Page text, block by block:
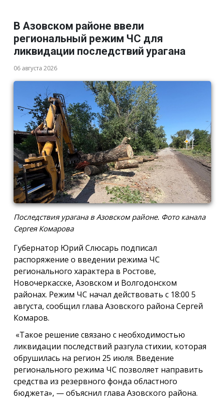
В Азовском районе ввели
региональный режим ЧС для
ликвидации последствий урагана
06 августа 2026
Последствия урагана в Азовском районе. Фото канала
Сергея Комарова
Губернатор Юрий Слюсарь подписал
распоряжение о введении режима ЧС
регионального характера в Ростове,
Новочеркасске, Азовском и Волгодонском
районах. Режим ЧС начал действовать с 18:00 5
августа, сообщил глава Азовского района Сергей
Комаров.
«Такое решение связано с необходимостью
ликвидации последствий разгула стихии, которая
обрушилась на регион 25 июля. Введение
регионального режима ЧС позволяет направить
средства из резервного фонда областного
бюджета», — объяснил глава Азовского района.